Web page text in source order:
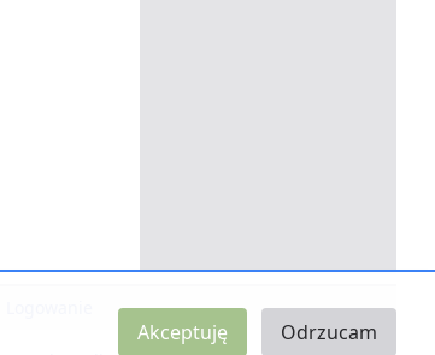
Akceptuję Odrzucam